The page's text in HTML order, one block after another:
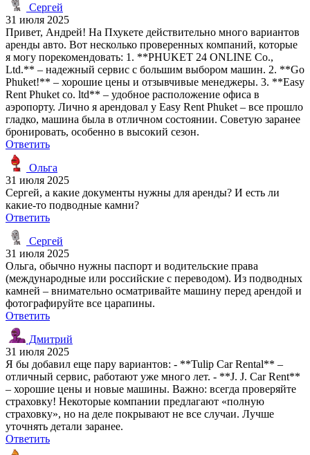
Сергей
31 июля 2025
Привет, Андрей! На Пхукете действительно много вариантов
аренды авто. Вот несколько проверенных компаний, которые
я могу порекомендовать: 1. **PHUKET 24 ONLINE Co.,
Ltd.** – надежный сервис с большим выбором машин. 2. **Go
Phuket!** – хорошие цены и отзывчивые менеджеры. 3. **Easy
Rent Phuket co. ltd** – удобное расположение офиса в
аэропорту. Лично я арендовал у Easy Rent Phuket – все прошло
гладко, машина была в отличном состоянии. Советую заранее
бронировать, особенно в высокий сезон.
Ответить
Ольга
31 июля 2025
Сергей, а какие документы нужны для аренды? И есть ли
какие-то подводные камни?
Ответить
Сергей
31 июля 2025
Ольга, обычно нужны паспорт и водительские права
(международные или российские с переводом). Из подводных
камней – внимательно осматривайте машину перед арендой и
фотографируйте все царапины.
Ответить
Дмитрий
31 июля 2025
Я бы добавил еще пару вариантов: - **Tulip Car Rental** –
отличный сервис, работают уже много лет. - **J. J. Car Rent**
– хорошие цены и новые машины. Важно: всегда проверяйте
страховку! Некоторые компании предлагают «полную
страховку», но на деле покрывают не все случаи. Лучше
уточнять детали заранее.
Ответить